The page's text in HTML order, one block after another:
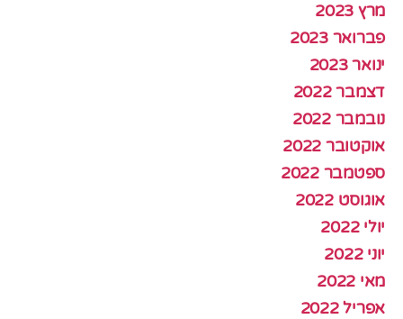
מרץ 2023
פברואר 2023
ינואר 2023
דצמבר 2022
נובמבר 2022
אוקטובר 2022
ספטמבר 2022
אוגוסט 2022
יולי 2022
יוני 2022
מאי 2022
אפריל 2022